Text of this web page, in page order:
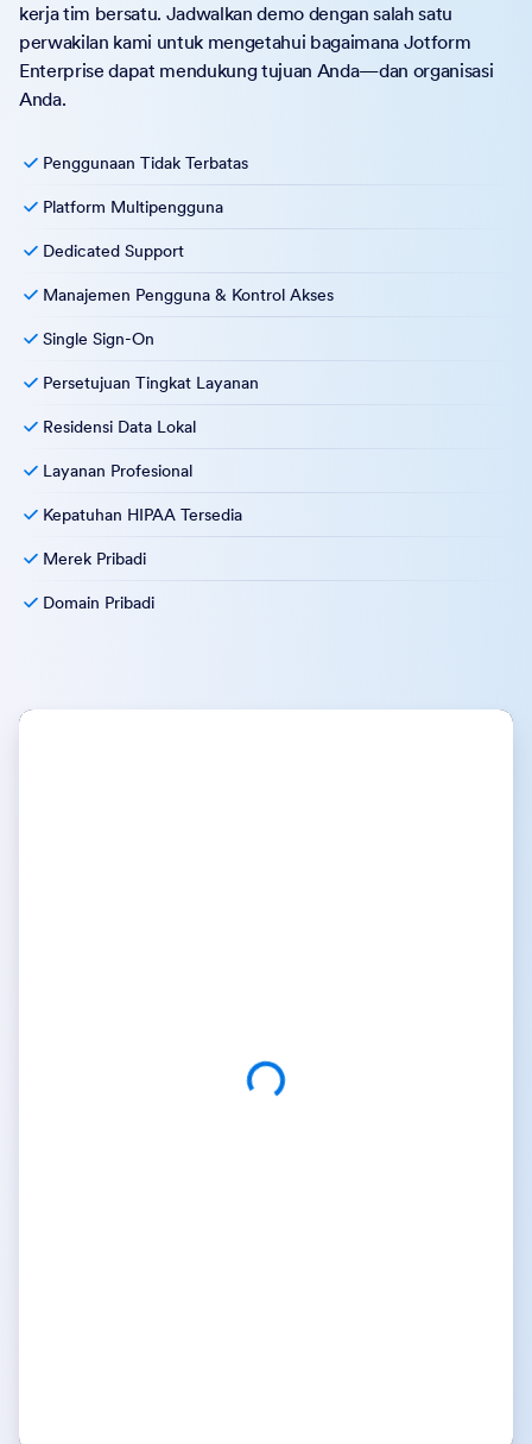
kerja tim bersatu. Jadwalkan demo dengan salah satu
perwakilan kami untuk mengetahui bagaimana Jotform
Enterprise dapat mendukung tujuan Anda—dan organisasi
Anda.
Penggunaan Tidak Terbatas
Platform Multipengguna
Dedicated Support
Manajemen Pengguna & Kontrol Akses
Single Sign-On
Persetujuan Tingkat Layanan
Residensi Data Lokal
Layanan Profesional
Kepatuhan HIPAA Tersedia
Merek Pribadi
Domain Pribadi